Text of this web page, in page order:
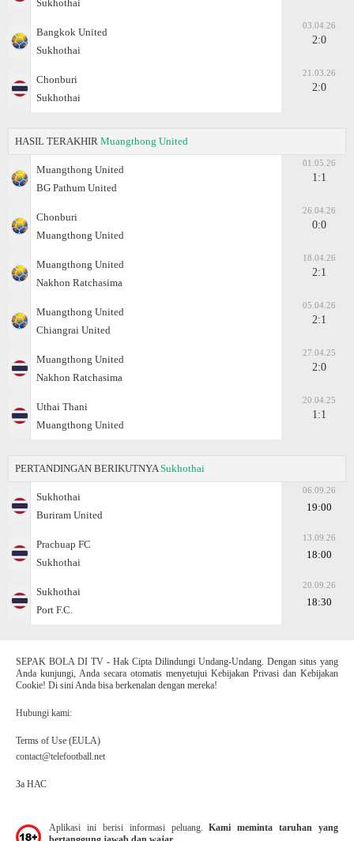
Sukhothai
Bangkok United
Sukhothai
03.04.26
2:0
Chonburi
Sukhothai
21.03.26
2:0
HASIL TERAKHIR Muangthong United
Muangthong United
BG Pathum United
01.05.26
1:1
Chonburi
Muangthong United
26.04.26
0:0
Muangthong United
Nakhon Ratchasima
18.04.26
2:1
Muangthong United
Chiangrai United
05.04.26
2:1
Muangthong United
Nakhon Ratchasima
27.04.25
2:0
Uthai Thani
Muangthong United
20.04.25
1:1
PERTANDINGAN BERIKUTNYA Sukhothai
Sukhothai
Buriram United
06.09.26
19:00
Prachuap FC
Sukhothai
13.09.26
18:00
Sukhothai
Port F.C.
20.09.26
18:30
SEPAK BOLA DI TV - Hak Cipta Dilindungi Undang-Undang. Dengan situs yang
Anda kunjungi, Anda secara otomatis menyetujui Kebijakan Privasi dan Kebijakan
Cookie! Di sini Anda bisa berkenalan dengan mereka!
Hubungi kami:
Terms of Use (EULA)
contact@telefootball.net
За НАС
Aplikasi ini berisi informasi peluang.Kami meminta taruhan yang